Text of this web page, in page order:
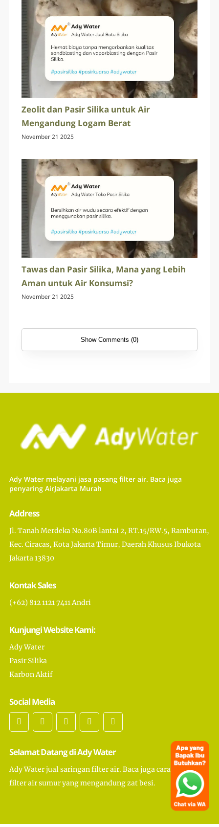
Zeolit dan Pasir Silika untuk Air
Mengandung Logam Berat
November 21 2025
Tawas dan Pasir Silika, Mana yang Lebih
Aman untuk Air Konsumsi?
November 21 2025
Show Comments (0)
Ady Water melayani jasa pasang filter air. Baca juga
penyaring AirJakarta Murah
Address
Jl. Tanah Merdeka No.80B lantai 2, RT.15/RW.5, Rambutan,
Kec. Ciracas, Kota Jakarta Timur, Daerah Khusus Ibukota
Jakarta 13830
Kontak Sales
(+62) 812 1121 7411 Andri
Kunjungi Website Kami:
Ady Water
Pasir Silika
Karbon Aktif
Social Media
Selamat Datang di Ady Water
Ady Water jual saringan filter air. Baca juga cara membuat
filter air sumur yang mengandung zat besi.